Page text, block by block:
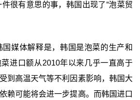
很有意思的事，韩国出现了“泡菜贸
国媒体解释是，韩国是泡菜的生产和
进口额从2010年以来几乎一直高于
到高温天气等不利因素影响，韩国大
赖可能将会进一步提高。而韩国进口